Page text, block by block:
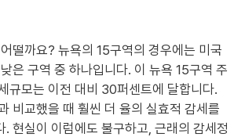
떨까요? 뉴욕의 15구역의 경우에는 미국
은 구역 중 하나입니다. 이 뉴욕 15구역 주
규모는 이전 대비 30퍼센트에 달합니다.
비교했을 때 훨씬 더 율의 실효적 감세를
. 현실이 이럼에도 불구하고, 근래의 감세정